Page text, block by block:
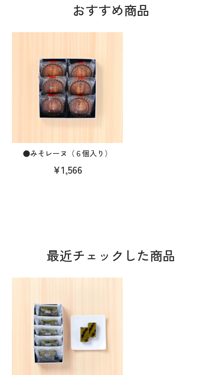
おすすめ商品
●みそレーヌ（６個入り）
¥1,566
最近チェックした商品